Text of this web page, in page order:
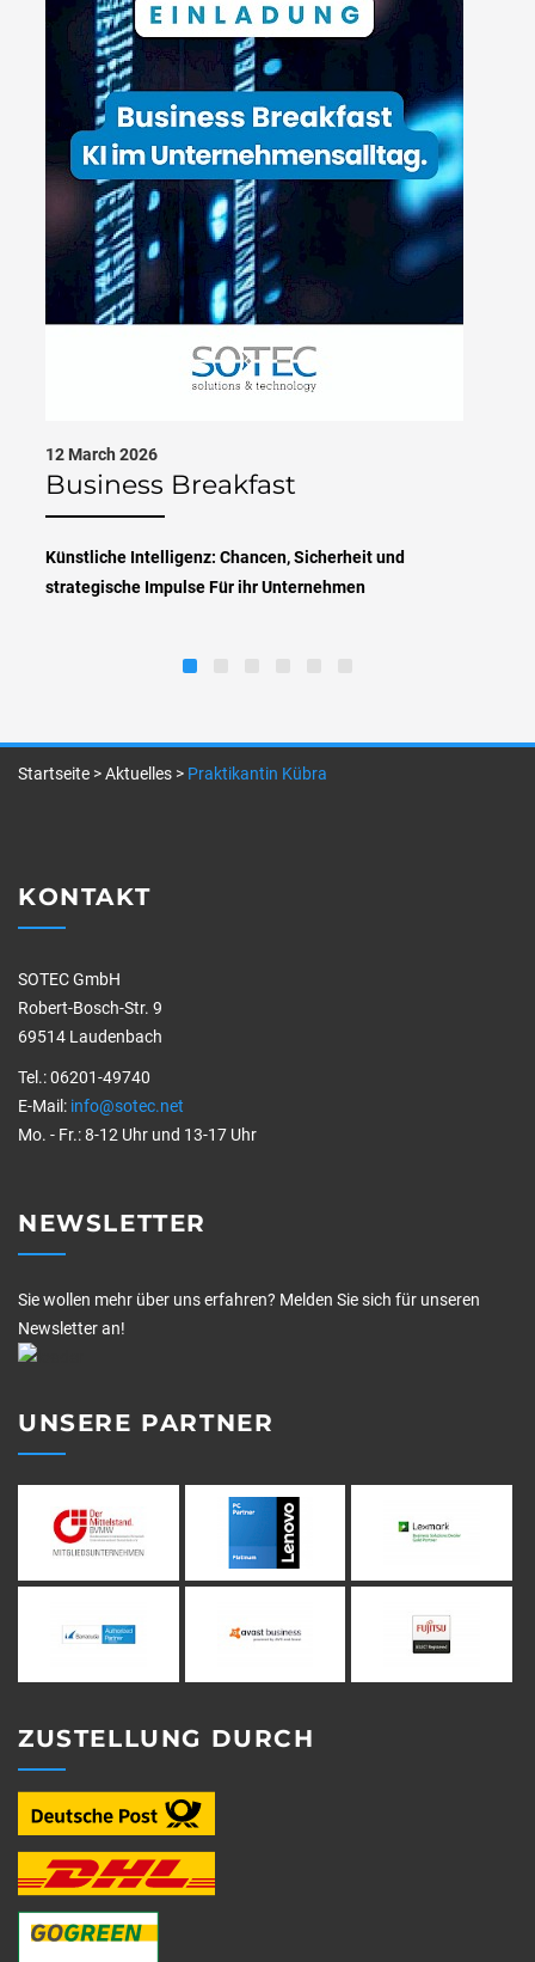
12 March 2026
Business Breakfast
Künstliche Intelligenz: Chancen, Sicherheit und
strategische Impulse Für ihr Unternehmen
Startseite >Aktuelles > Praktikantin Kübra
KONTAKT
SOTEC GmbH
Robert-Bosch-Str. 9
69514 Laudenbach
Tel.: 06201-49740
E-Mail: info@sotec.net
Mo. - Fr.: 8-12 Uhr und 13-17 Uhr
NEWSLETTER
Sie wollen mehr über uns erfahren? Melden Sie sich für unseren
Newsletter an!
UNSERE PARTNER
ZUSTELLUNG DURCH